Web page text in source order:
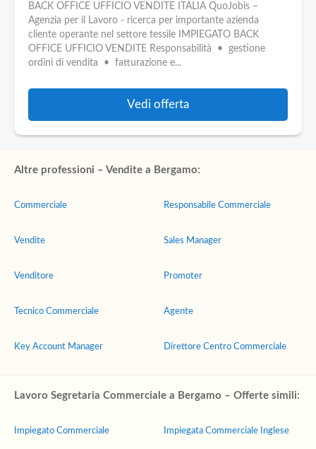
BACK OFFICE UFFICIO VENDITE ITALIA QuoJobis –
Agenzia per il Lavoro - ricerca per importante azienda
cliente operante nel settore tessile IMPIEGATO BACK
OFFICE UFFICIO VENDITE Responsabilità • gestione
ordini di vendita • fatturazione e...
Vedi offerta
Altre professioni – Vendite a Bergamo:
Commerciale
Vendite
Venditore
Tecnico Commerciale
Key Account Manager
Responsabile Commerciale
Sales Manager
Promoter
Agente
Direttore Centro Commerciale
Lavoro Segretaria Commerciale a Bergamo – Offerte simili:
Impiegato Commerciale Impiegata Commerciale Inglese